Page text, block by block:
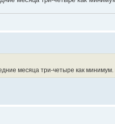
месяца три-четыре как